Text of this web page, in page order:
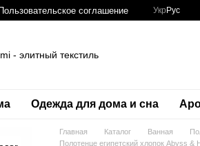
Пользовательское соглашение Укр Рус
Одежда для дома и сна
Главная Каталог Ванная
Полотенце египетский хлопок Abyss